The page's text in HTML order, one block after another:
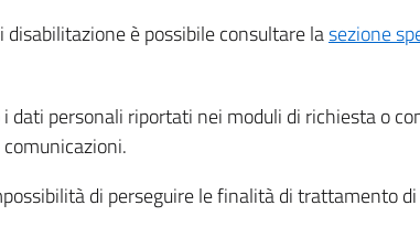
è possibile consultare lasezione
dati personali riportati nei moduli di richiesta o
di perseguire le finalità di trattamento